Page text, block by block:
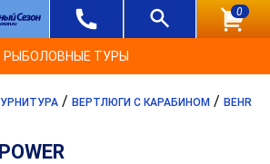
0
РЫБОЛОВНЫЕ ТУРЫ
/ ВЕРТЛЮГИ С КАРАБИНОМ / BEHR